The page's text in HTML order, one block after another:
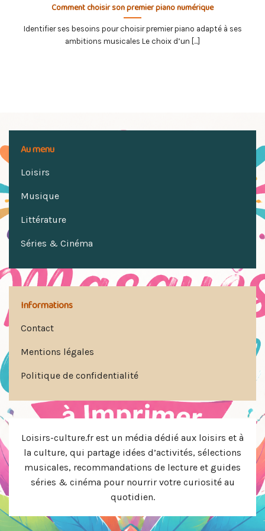
Comment choisir son premier piano numérique
Identifier ses besoins pour choisir premier piano adapté à ses
ambitions musicales Le choix d’un [...]
Au menu
Loisirs
Musique
Littérature
Séries & Cinéma
Informations
Contact
Mentions légales
Politique de confidentialité
Loisirs-culture.fr est un média dédié aux loisirs et à
la culture, qui partage idées d’activités, sélections
musicales, recommandations de lecture et guides
séries & cinéma pour nourrir votre curiosité au
quotidien.